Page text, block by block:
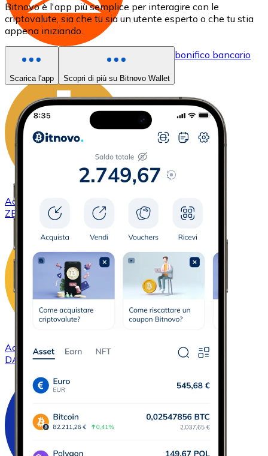
Acquistare Basic Attention Token
con bonifico bancario
Acquistare
ZEC
AcquistareDAIcon bonifico bancario
DAI
Bitnovo è l'app più semplice per interagire con le
criptovalute, sia che tu sia un utente esperto o che tu stia
appena iniziando.
Scarica l'app Scopri di più su Bitnovo Wallet